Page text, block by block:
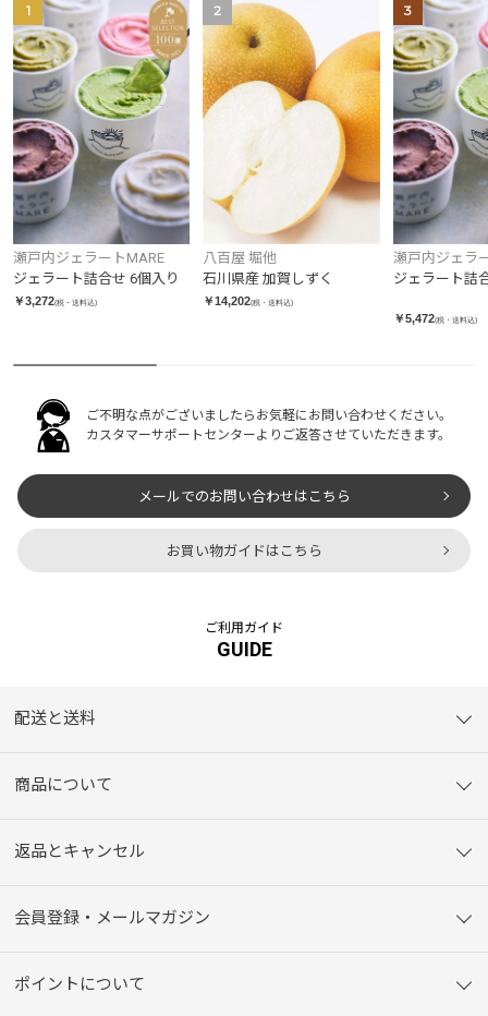
1
瀬戸内ジェラートMARE
ジェラート詰合せ 6個入り
￥3,272(税・送料込)
2
八百屋 堀他
石川県産 加賀しずく
￥14,202(税・送料込)
3
瀬戸内ジェラ
ジェラート詰
￥5,472(税・送料込)
ご不明な点がございましたらお気軽にお問い合わせください。
カスタマーサポートセンターよりご返答させていただきます。
メールでのお問い合わせはこちら
お買い物ガイドはこちら
ご利用ガイド
GUIDE
配送と送料
商品について
返品とキャンセル
会員登録・メールマガジン
ポイントについて